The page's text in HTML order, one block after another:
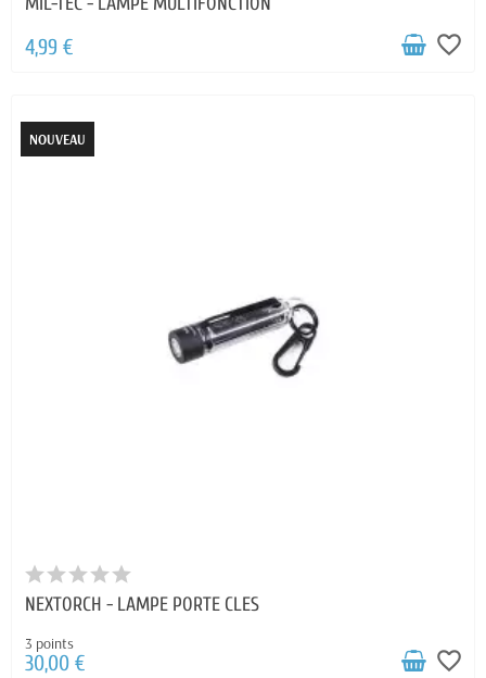
4,99 € favorite_border
NOUVEAU
NEXTORCH - LAMPE PORTE CLES
3 points
30,00 € favorite_border